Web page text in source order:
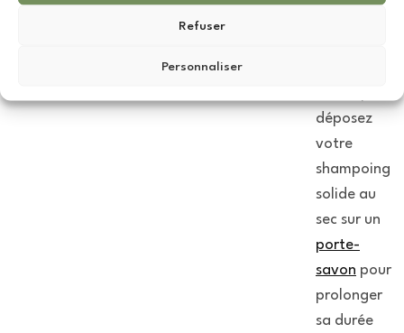
Refuser
Personnaliser
déposez
votre
shampoing
solide au
sec sur un
porte-
savon pour
prolonger
sa durée